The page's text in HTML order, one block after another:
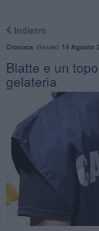
Indietro
Cronaca Giovedì 14 Agosto
Blatte e un
gelateria